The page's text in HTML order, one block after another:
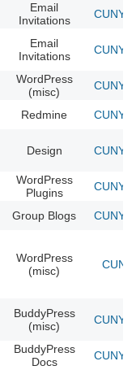
Email
Invitations
CUNY
Email
Invitations
CUNY
WordPress
(misc)
CUNY
Redmine CUNY
Design CUNY
WordPress
Plugins
CUNY
Group Blogs CUNY
WordPress
(misc)
BuddyPress
(misc)
CUNY
BuddyPress
Docs
CUNY